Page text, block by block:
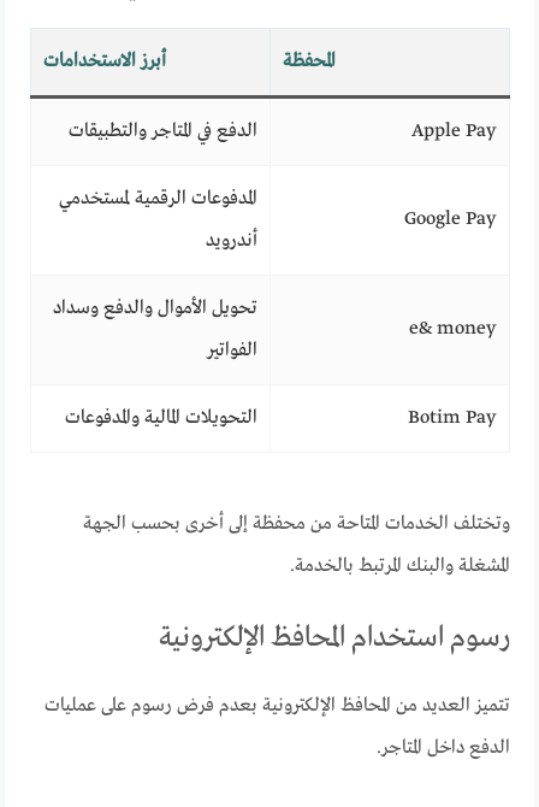
المحفظة أبرز الاستخدامات
Apple Pay الدفع في المتاجر والتطبيقات
Google Pay
المدفوعات الرقمية لمستخدمي
أندرويد
e& money
تحويل الأموال والدفع وسداد
الفواتير
Botim Pay التحويلات المالية والمدفوعات
وتختلف الخدمات المتاحة من محفظة إلى أخرى بحسب الجهة
المشغلة والبنك المرتبط بالخدمة.
رسوم استخدام المحافظ الإلكترونية
تتميز العديد من المحافظ الإلكترونية بعدم فرض رسوم على عمليات
الدفع داخل المتاجر.